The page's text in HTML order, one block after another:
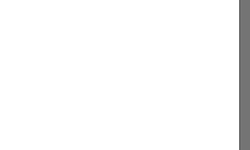
& Ecosystem for Simulink